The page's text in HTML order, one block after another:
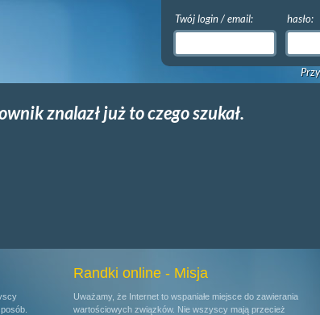
Twój login / email: hasło:
znalazł już to czego szukał.
Randki online - Misja
Uważamy, że Internet to wspaniałe miejsce do zawierania
wartościowych związków. Nie wszyscy mają przecież